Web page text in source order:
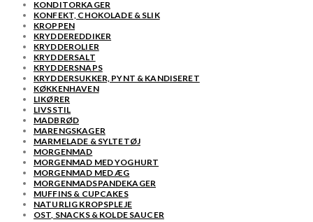
KONDITORKAGER
KONFEKT, CHOKOLADE & SLIK
KROPPEN
KRYDDEREDDIKER
KRYDDEROLIER
KRYDDERSALT
KRYDDERSNAPS
KRYDDERSUKKER, PYNT & KANDISERET
KØKKENHAVEN
LIKØRER
LIVSSTIL
MADBRØD
MARENGSKAGER
MARMELADE & SYLTETØJ
MORGENMAD
MORGENMAD MED YOGHURT
MORGENMAD MED ÆG
MORGENMADSPANDEKAGER
MUFFINS & CUPCAKES
NATURLIG KROPSPLEJE
OST, SNACKS & KOLDE SAUCER